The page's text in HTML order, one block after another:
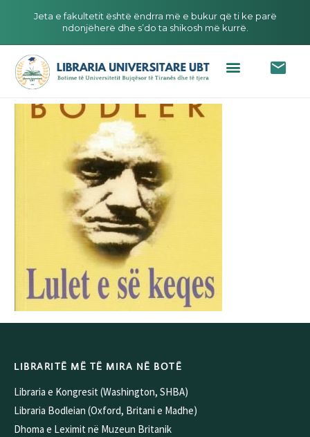
Jeta e fakultetit është ëndrra më e bukur që ti ke parë
ndonjëherë dhe s’do ta shikosh më kurrë.
LIBRARITË MË TË MIRA NË BOTË
Libraria e Kongresit (Washington, SHBA)
Libraria Bodleian (Oxford, Britani e Madhe)
Dhoma e Leximit në Muzeun Britanik